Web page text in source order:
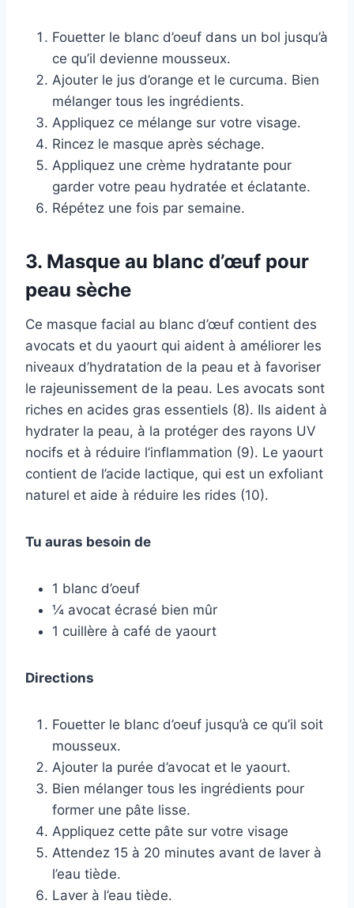
Fouetter le blanc d’oeuf dans un bol jusqu’à
ce qu’il devienne mousseux.
Ajouter le jus d’orange et le curcuma. Bien
mélanger tous les ingrédients.
Appliquez ce mélange sur votre visage.
Rincez le masque après séchage.
Appliquez une crème hydratante pour
garder votre peau hydratée et éclatante.
Répétez une fois par semaine.
3. Masque au blanc d’œuf pour
peau sèche
Ce masque facial au blanc d’œuf contient des
avocats et du yaourt qui aident à améliorer les
niveaux d’hydratation de la peau et à favoriser
le rajeunissement de la peau. Les avocats sont
riches en acides gras essentiels (8). Ils aident à
hydrater la peau, à la protéger des rayons UV
nocifs et à réduire l’inflammation (9). Le yaourt
contient de l’acide lactique, qui est un exfoliant
naturel et aide à réduire les rides (10).
Tu auras besoin de
1 blanc d’oeuf
¼ avocat écrasé bien mûr
1 cuillère à café de yaourt
Directions
Fouetter le blanc d’oeuf jusqu’à ce qu’il soit
mousseux.
Ajouter la purée d’avocat et le yaourt.
Bien mélanger tous les ingrédients pour
former une pâte lisse.
Appliquez cette pâte sur votre visage
Attendez 15 à 20 minutes avant de laver à
l’eau tiède.
Laver à l’eau tiède.